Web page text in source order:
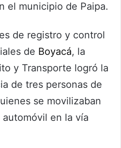
el municipio de Paipa.
de registro y control
de Boyacá, la
y Transporte logró la
de tres personas de
se movilizaban
en la vía